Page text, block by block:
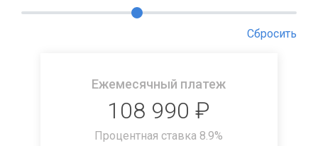
Сбросить
Ежемесячный платеж
108 990 ₽
Процентная ставка 8.9%